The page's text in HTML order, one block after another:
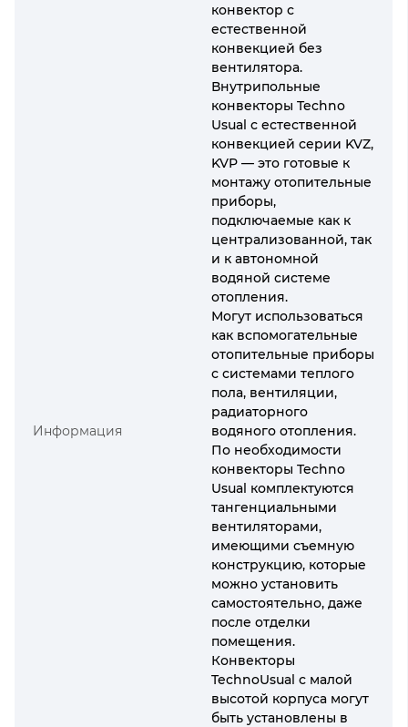
Информация
конвектор с
естественной
конвекцией без
вентилятора.
Внутрипольные
конвекторы Techno
Usual с естественной
конвекцией серии KVZ,
KVP — это готовые к
монтажу отопительные
приборы,
подключаемые как к
централизованной, так
и к автономной
водяной системе
отопления.
Могут использоваться
как вспомогательные
отопительные приборы
с системами теплого
пола, вентиляции,
радиаторного
водяного отопления.
По необходимости
конвекторы Techno
Usual комплектуются
тангенциальными
вентиляторами,
имеющими съемную
конструкцию, которые
можно установить
самостоятельно, даже
после отделки
помещения.
Конвекторы
TechnoUsual с малой
высотой корпуса могут
быть установлены в